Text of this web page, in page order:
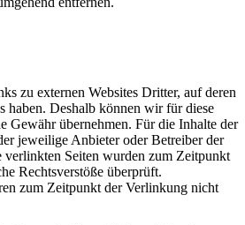
zu externen Websites Dritter, auf deren
haben. Deshalb können wir für diese
Gewähr übernehmen. Für die Inhalte der
jeweilige Anbieter oder Betreiber der
Seiten wurden zum Zeitpunkt
Rechtsverstöße überprüft.
zum Zeitpunkt der Verlinkung nicht